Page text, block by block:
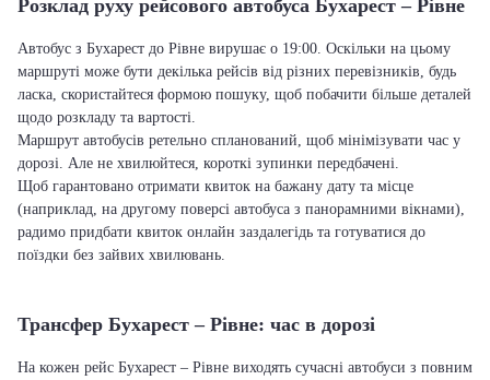
Розклад руху рейсового автобуса Бухарест – Рівне
Автобус з Бухарест до Рівне вирушає о 19:00. Оскільки на цьому
маршруті може бути декілька рейсів від різних перевізників, будь
ласка, скористайтеся формою пошуку, щоб побачити більше деталей
щодо розкладу та вартості.
Маршрут автобусів ретельно спланований, щоб мінімізувати час у
дорозі. Але не хвилюйтеся, короткі зупинки передбачені.
Щоб гарантовано отримати квиток на бажану дату та місце
(наприклад, на другому поверсі автобуса з панорамними вікнами),
радимо придбати квиток онлайн заздалегідь та готуватися до
поїздки без зайвих хвилювань.
Трансфер Бухарест – Рівне: час в дорозі
На кожен рейс Бухарест – Рівне виходять сучасні автобуси з повним